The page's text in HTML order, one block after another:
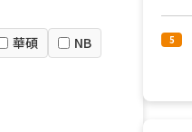
華碩
NB
5